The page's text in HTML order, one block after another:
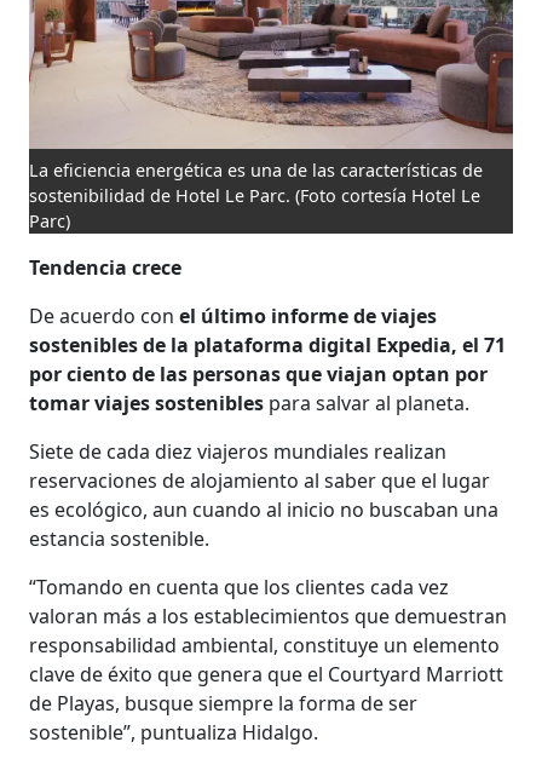
La eficiencia energética es una de las características de
sostenibilidad de Hotel Le Parc.(Foto cortesía Hotel Le
Parc)
Tendencia crece
De acuerdo conel último informe de viajes
sostenibles de la plataforma digital Expedia, el 71
por ciento de las personas que viajan optan por
tomar viajes sostenibles para salvar al planeta.
Siete de cada diez viajeros mundiales realizan
reservaciones de alojamiento al saber que el lugar
es ecológico, aun cuando al inicio no buscaban una
estancia sostenible.
“Tomando en cuenta que los clientes cada vez
valoran más a los establecimientos que demuestran
responsabilidad ambiental, constituye un elemento
clave de éxito que genera que el Courtyard Marriott
de Playas, busque siempre la forma de ser
sostenible”, puntualiza Hidalgo.